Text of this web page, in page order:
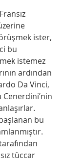
ister,
bu
istemez
ardından
Da Vinci,
Cenerdini’nin
bu
tüccar